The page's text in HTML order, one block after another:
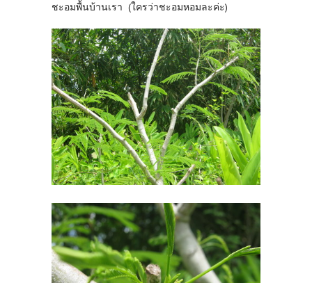
ชะอมพื้นบ้านเรา (ใครว่าชะอมหอมละค่ะ)